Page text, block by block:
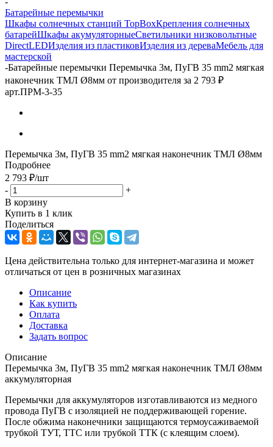
Батарейные перемычки
Шкафы солнечных станций TopBoxКрепления солнечных
батарейШкафы акумуляторныеСветильники низковольтные
DirectLEDИзделия из пластиковИзделия из дереваМебель для
мастерской
-Батарейные перемычки Перемычка 3м, ПуГВ 35 mm2 мягкая
наконечник ТМЛ Ø8мм от производителя за 2 793 ₽
арт.ПРМ-3-35
Перемычка 3м, ПуГВ 35 mm2 мягкая наконечник ТМЛ Ø8мм
Подробнее
2 793 ₽/шт
-
+
В корзину
Купить в 1 клик
Поделиться
Цена действительна только для интернет-магазина и может
отличаться от цен в розничных магазинах
Описание
Как купить
Оплата
Доставка
Задать вопрос
Описание
Перемычка 3м, ПуГВ 35 mm2 мягкая наконечник ТМЛ Ø8мм
аккумуляторная
Перемычки для аккумуляторов изготавливаются из медного
провода ПуГВ с изоляцией не поддерживающей горение.
После обжима наконечники защищаются термоусаживаемой
трубкой ТУТ, ТТС или трубкой ТТК (с клеящим слоем).